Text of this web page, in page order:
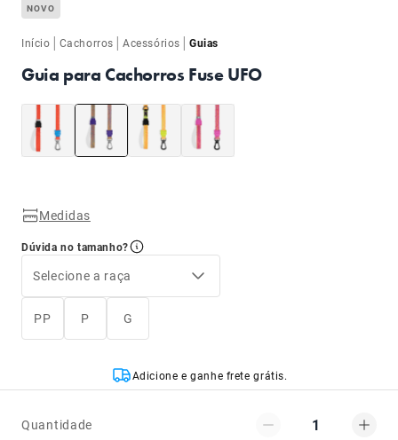
NOVO
Início | Cachorros |Acessórios |Guias
Guia para Cachorros Fuse UFO
Medidas
Dúvida no tamanho?
Selecione a raça
PP P G
Adicione e ganhe frete grátis.
Quantidade 1